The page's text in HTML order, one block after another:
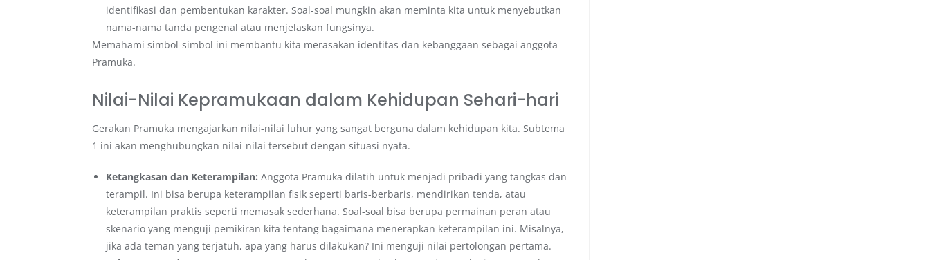
identifikasi dan pembentukan karakter. Soal-soal mungkin akan meminta kita untuk menyebutkan
nama-nama tanda pengenal atau menjelaskan fungsinya.
Memahami simbol-simbol ini membantu kita merasakan identitas dan kebanggaan sebagai anggota
Pramuka.
Nilai-Nilai Kepramukaan dalam Kehidupan Sehari-hari
Gerakan Pramuka mengajarkan nilai-nilai luhur yang sangat berguna dalam kehidupan kita. Subtema
1 ini akan menghubungkan nilai-nilai tersebut dengan situasi nyata.
Ketangkasan dan Keterampilan: Anggota Pramuka dilatih untuk menjadi pribadi yang tangkas dan
terampil. Ini bisa berupa keterampilan fisik seperti baris-berbaris, mendirikan tenda, atau
keterampilan praktis seperti memasak sederhana. Soal-soal bisa berupa permainan peran atau
skenario yang menguji pemikiran kita tentang bagaimana menerapkan keterampilan ini. Misalnya,
jika ada teman yang terjatuh, apa yang harus dilakukan? Ini menguji nilai pertolongan pertama.